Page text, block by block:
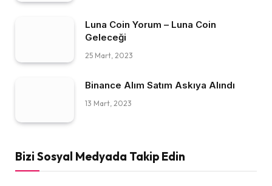
Luna Coin Yorum – Luna Coin
Geleceği
25 Mart, 2023
Binance Alım Satım Askıya Alındı
13 Mart, 2023
Bizi Sosyal Medyada Takip Edin